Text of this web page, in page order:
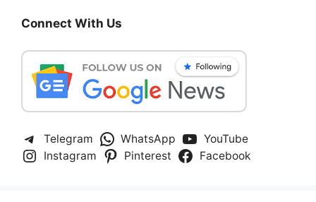
Connect With Us
Telegram WhatsApp
YouTube
Instagram
Pinterest Facebook